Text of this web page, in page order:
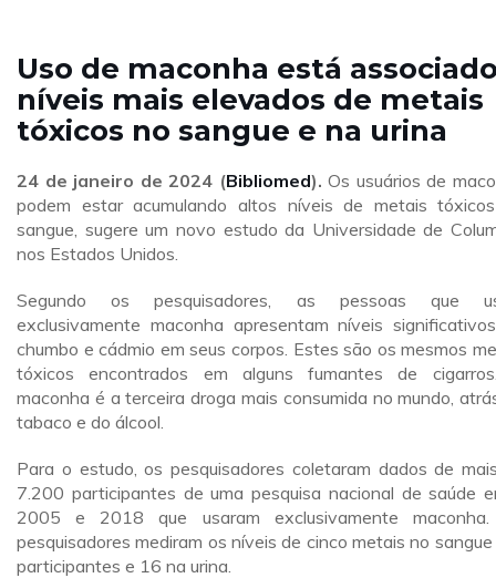
Uso de maconha está
níveis mais elevados de metais
tóxicos no sangue e na urina
24 de janeiro de 2024 (Bibliomed). Os usuários de
podem estar acumulando altos níveis de metais
sangue, sugere um novo estudo da Universidade de
nos Estados Unidos.
Segundo os pesquisadores, as pessoas que
exclusivamente maconha apresentam níveis
chumbo e cádmio em seus corpos. Estes são os mesmos
tóxicos encontrados em alguns fumantes de
maconha é a terceira droga mais consumida no mundo,
tabaco e do álcool.
Para o estudo, os pesquisadores coletaram dados de
7.200 participantes de uma pesquisa nacional de saúde
2005 e 2018 que usaram exclusivamente
pesquisadores mediram os níveis de cinco metais no
participantes e 16 na urina.